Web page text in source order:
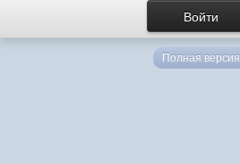
Полная версия